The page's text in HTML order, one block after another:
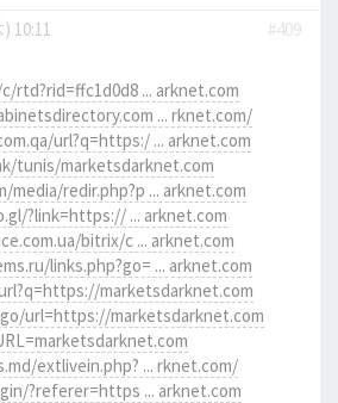
10:11
#409
rtd?rid=ffc1d0d8 ... arknet.com
... rknet.com/
url?q=https:/ ... arknet.com
tunis/marketsdarknet.com
media/redir.php?p ... arknet.com
?link=https:// ... arknet.com
bitrix/c ... arknet.com
links.php?go= ... arknet.com
marketsdarknet.com
url=https://marketsdarknet.com
extlivein.php? ... rknet.com/
?referer=https ... arknet.com